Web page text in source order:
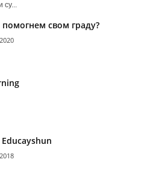
су...
помогнем свом граду?